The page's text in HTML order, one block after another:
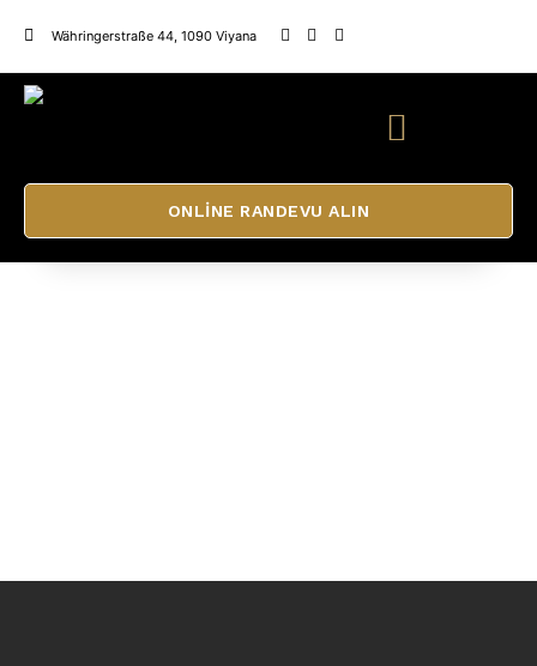
Währingerstraße 44, 1090 Viyana
ONLINE RANDEVU ALIN